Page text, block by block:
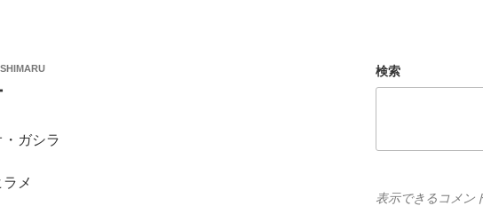
ガシラ
メ
検索
表示できるコメン